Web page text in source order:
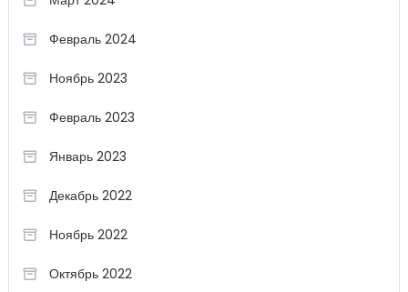
Февраль 2024
Ноябрь 2023
Февраль 2023
Январь 2023
Декабрь 2022
Ноябрь 2022
Октябрь 2022